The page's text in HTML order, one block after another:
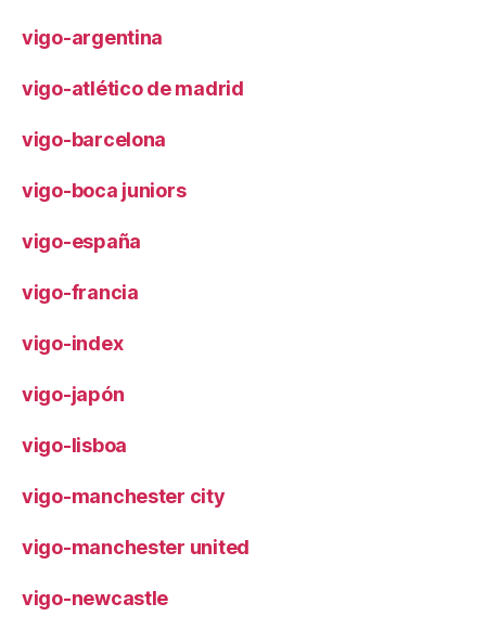
vigo-argentina
vigo-atlético de madrid
vigo-barcelona
vigo-boca juniors
vigo-españa
vigo-francia
vigo-index
vigo-japón
vigo-lisboa
vigo-manchester city
vigo-manchester united
vigo-newcastle